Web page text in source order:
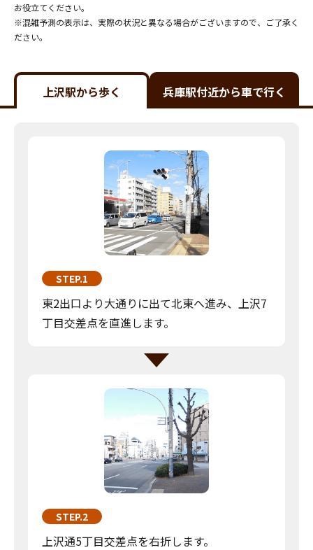
お役立てください。
※混雑予測の表示は、実際の状況と異なる場合がございますので、ご了承く
ださい。
上沢駅から歩く 兵庫駅付近から車で行く
STEP.1
東2出口より大通りに出て北東へ進み、上沢7
丁目交差点を直進します。
STEP.2
上沢通5丁目交差点を右折します。